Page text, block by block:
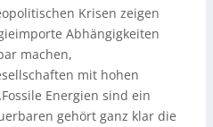
Krisen zeigen
Abhängigkeiten
machen,
mit hohen
Energien sind ein
gehört ganz klar die